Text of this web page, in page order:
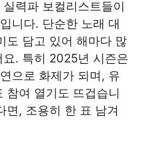
력파 보컬리스트들이
니다. 단순한 노래 대
도 담고 있어 해마다 많
. 특히 2025년 시즌은
으로 화제가 되며, 유
참여 열기도 뜨겁습니
면, 조용히 한 표 남겨